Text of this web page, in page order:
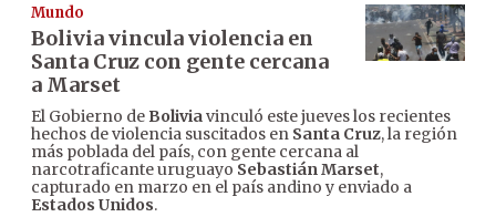
Mundo
Bolivia vincula violencia en
Santa Cruz con gente cercana
a Marset
El Gobierno de Boliviavinculó este jueves los recientes
hechos de violencia suscitados en Santa Cruz, la región
más poblada del país, con gente cercana al
narcotraficante uruguayo Sebastián Marset,
capturado en marzo en el país andino y enviado a
Estados Unidos.